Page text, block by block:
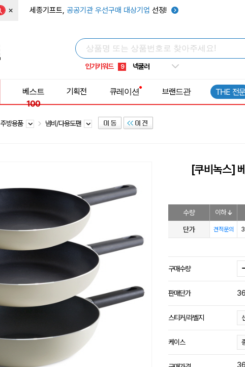
× 세종기프트, 공공기관 우선구매 대상기업 선정!
인기키워드
5 키캡
8 쿨토시
9 넥쿨러
1 선풍기
베스트
100
기획전 큐레이션 브랜드관 THE 전문
주방용품 냄비/다용도팬
[쿠비녹스]
수량 이하
단가 견적문의
구매수량
판매단가
스티커/라벨지
케이스